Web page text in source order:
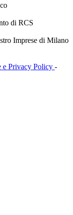
di RCS
Imprese di Milano
e Privacy Policy -